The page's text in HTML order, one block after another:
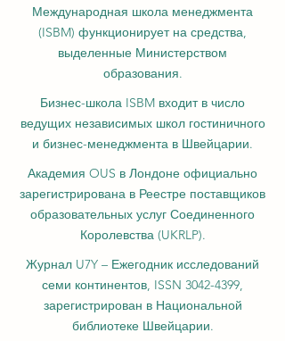
Международная школа менеджмента
(ISBM) функционирует на средства,
выделенные Министерством
образования.
Бизнес-школа ISBM входит в число
ведущих независимых школ гостиничного
и бизнес-менеджмента в Швейцарии.
Академия OUS в Лондоне официально
зарегистрирована в Реестре поставщиков
образовательных услуг Соединенного
Королевства (UKRLP).
Журнал U7Y – Ежегодник исследований
семи континентов, ISSN 3042-4399,
зарегистрирован в Национальной
библиотеке Швейцарии.